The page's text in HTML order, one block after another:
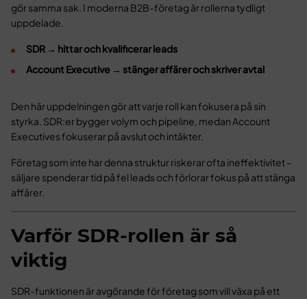
gör samma sak. I moderna B2B-företag är rollerna tydligt
uppdelade.
SDR → hittar och kvalificerar leads
Account Executive → stänger affärer och skriver avtal
Den här uppdelningen gör att varje roll kan fokusera på sin
styrka. SDR:er bygger volym och pipeline, medan Account
Executives fokuserar på avslut och intäkter.
Företag som inte har denna struktur riskerar ofta ineffektivitet –
säljare spenderar tid på fel leads och förlorar fokus på att stänga
affärer.
Varför SDR-rollen är så
viktig
SDR-funktionen är avgörande för företag som vill växa på ett